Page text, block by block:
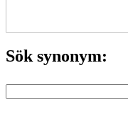
Sök synonym: